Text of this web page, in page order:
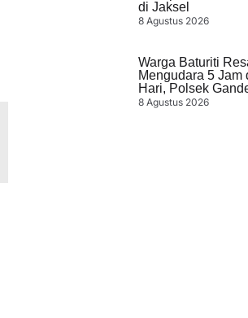
di Jaksel
8 Agustus 2026
Warga Baturiti
Mengudara 5 Jam
Hari, Polsek
8 Agustus 2026